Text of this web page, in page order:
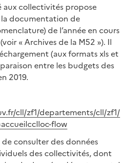
aux collectivités propose
documentation de
de l’année en cours
« Archives de la M52 »). Il
(aux formats xls et
entre les budgets des
2019.
cll/zf1/departements/cll/zf1/
flow
consulter des données
des collectivités, dont